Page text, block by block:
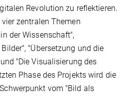
Revolution zu reflektieren.
zentralen Themen
der Wissenschaft",
"Übersetzung und die
"Die Visualisierung des
Phase des Projekts wird die
vom "Bild als